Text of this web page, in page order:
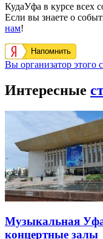
КудаУфа в курсе всех
Если вы знаете о
нам!
Напомнить
Вы организатор этого
Интересные
Музыкальная
концертные залы